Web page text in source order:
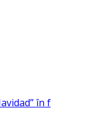
în f